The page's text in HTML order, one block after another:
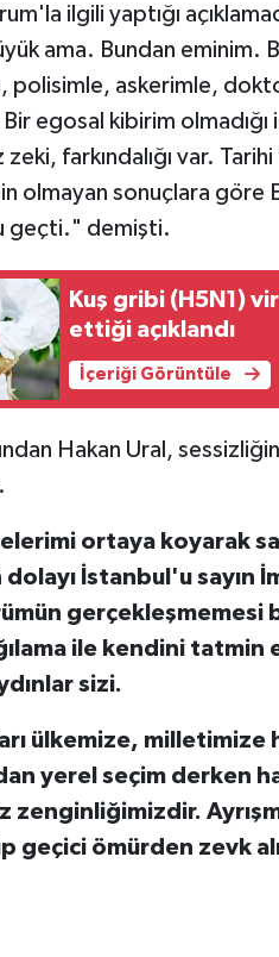
ilgili yaptığı
ama. Bundan eminim.
polisimle, askerimle,
egosal kibirim
zeki, farkındalığı var.
olmayan sonuçlara
geçti." demişti.
Kuş gribi (H5N1)
ettiği açıklandı
İçeriği Görüntüle
Hakan Ural,
ortaya koyarak
İstanbul'u sayın
gerçekleşmemesi
ile kendini tatmin
sizi.
ülkemize, milletimize
yerel seçim derken
zenginliğimizdir.
geçici ömürden zevk